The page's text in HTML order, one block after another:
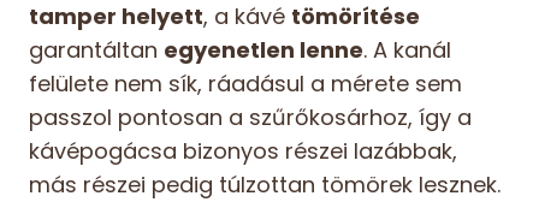
tamper helyett, a kávé tömörítése
garantáltan egyenetlen lenne. A kanál
felülete nem sík, ráadásul a mérete sem
passzol pontosan a szűrőkosárhoz, így a
kávépogácsa bizonyos részei lazábbak,
más részei pedig túlzottan tömörek lesznek.